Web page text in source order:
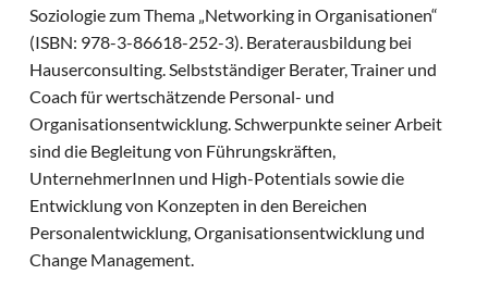
Soziologie zum Thema „Networking in Organisationen“
(ISBN: 978-3-86618-252-3). Beraterausbildung bei
Hauserconsulting. Selbstständiger Berater, Trainer und
Coach für wertschätzende Personal- und
Organisationsentwicklung. Schwerpunkte seiner Arbeit
sind die Begleitung von Führungskräften,
UnternehmerInnen und High-Potentials sowie die
Entwicklung von Konzepten in den Bereichen
Personalentwicklung, Organisationsentwicklung und
Change Management.